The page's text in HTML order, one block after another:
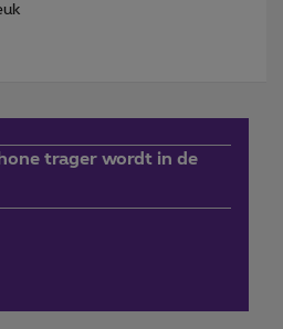
trager wordt in de